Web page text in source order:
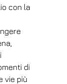
con la
di
vie più